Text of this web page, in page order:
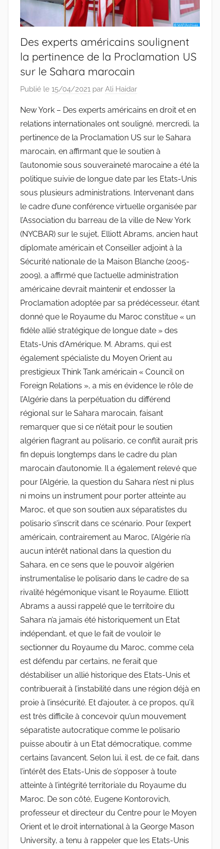
Des experts américains soulignent
la pertinence de la Proclamation US
sur le Sahara marocain
Publié le 15/04/2021 par Ali Haidar
New York – Des experts américains en droit et en
relations internationales ont souligné, mercredi, la
pertinence de la Proclamation US sur le Sahara
marocain, en affirmant que le soutien à
l’autonomie sous souveraineté marocaine a été la
politique suivie de longue date par les Etats-Unis
sous plusieurs administrations. Intervenant dans
le cadre d’une conférence virtuelle organisée par
l’Association du barreau de la ville de New York
(NYCBAR) sur le sujet, Elliott Abrams, ancien haut
diplomate américain et Conseiller adjoint à la
Sécurité nationale de la Maison Blanche (2005-
2009), a affirmé que l’actuelle administration
américaine devrait maintenir et endosser la
Proclamation adoptée par sa prédécesseur, étant
donné que le Royaume du Maroc constitue « un
fidèle allié stratégique de longue date » des
Etats-Unis d’Amérique. M. Abrams, qui est
également spécialiste du Moyen Orient au
prestigieux Think Tank américain « Council on
Foreign Relations », a mis en évidence le rôle de
l’Algérie dans la perpétuation du différend
régional sur le Sahara marocain, faisant
remarquer que si ce n’était pour le soutien
algérien flagrant au polisario, ce conflit aurait pris
fin depuis longtemps dans le cadre du plan
marocain d’autonomie. Il a également relevé que
pour l’Algérie, la question du Sahara n’est ni plus
ni moins un instrument pour porter atteinte au
Maroc, et que son soutien aux séparatistes du
polisario s’inscrit dans ce scénario. Pour l’expert
américain, contrairement au Maroc, l’Algérie n’a
aucun intérêt national dans la question du
Sahara, en ce sens que le pouvoir algérien
instrumentalise le polisario dans le cadre de sa
rivalité hégémonique visant le Royaume. Elliott
Abrams a aussi rappelé que le territoire du
Sahara n’a jamais été historiquement un Etat
indépendant, et que le fait de vouloir le
sectionner du Royaume du Maroc, comme cela
est défendu par certains, ne ferait que
déstabiliser un allié historique des Etats-Unis et
contribuerait à l’instabilité dans une région déjà en
proie à l’insécurité. Et d’ajouter, à ce propos, qu’il
est très difficile à concevoir qu’un mouvement
séparatiste autocratique comme le polisario
puisse aboutir à un Etat démocratique, comme
certains l’avancent. Selon lui, il est, de ce fait, dans
l’intérêt des Etats-Unis de s’opposer à toute
atteinte à l’intégrité territoriale du Royaume du
Maroc. De son côté, Eugene Kontorovich,
professeur et directeur du Centre pour le Moyen
Orient et le droit international à la George Mason
University, a tenu à rappeler que les Etats-Unis